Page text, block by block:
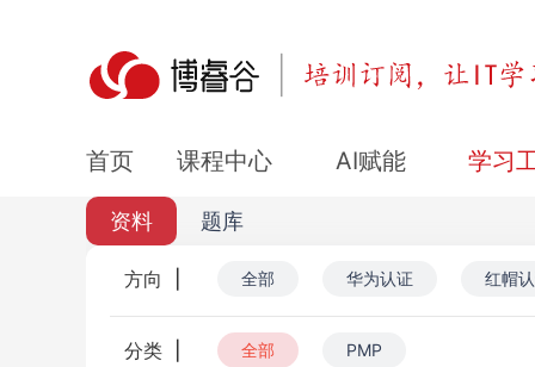
首页 课程中心 AI赋能 学习
资料 题库
方向 全部 华为认证 红帽
分类 全部 PMP